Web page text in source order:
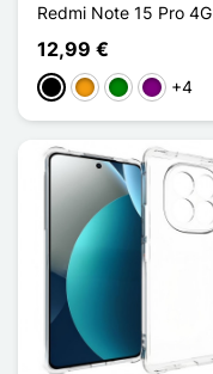
Redmi Note 15 Pro 4G
12,99 €
PretoLaranja
VerdePúrpura
+4